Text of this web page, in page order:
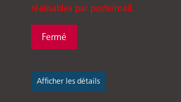
réalisables par poste/mail.
Fermé
Afficher les détails